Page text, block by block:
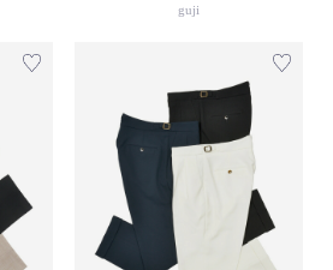
guji